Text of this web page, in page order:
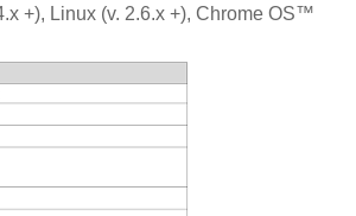
+), Linux (v. 2.6.x +), Chrome OS™